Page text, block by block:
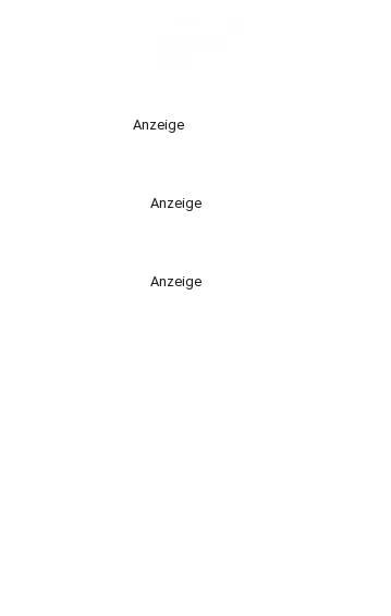
Anzeige
Anzeige
Anzeige